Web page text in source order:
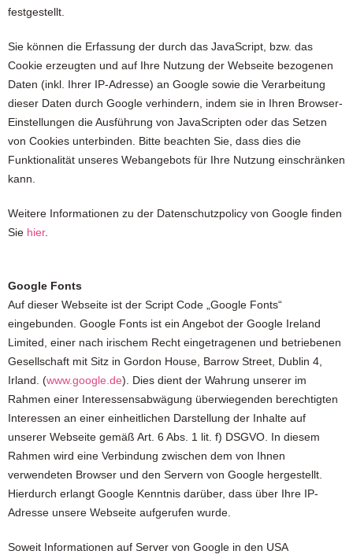
festgestellt.
Sie können die Erfassung der durch das JavaScript, bzw. das
Cookie erzeugten und auf Ihre Nutzung der Webseite bezogenen
Daten (inkl. Ihrer IP-Adresse) an Google sowie die Verarbeitung
dieser Daten durch Google verhindern, indem sie in Ihren Browser-
Einstellungen die Ausführung von JavaScripten oder das Setzen
von Cookies unterbinden. Bitte beachten Sie, dass dies die
Funktionalität unseres Webangebots für Ihre Nutzung einschränken
kann.
Weitere Informationen zu der Datenschutzpolicy von Google finden
Sie hier.
Google Fonts
Auf dieser Webseite ist der Script Code „Google Fonts“
eingebunden. Google Fonts ist ein Angebot der Google Ireland
Limited, einer nach irischem Recht eingetragenen und betriebenen
Gesellschaft mit Sitz in Gordon House, Barrow Street, Dublin 4,
Irland. (www.google.de). Dies dient der Wahrung unserer im
Rahmen einer Interessensabwägung überwiegenden berechtigten
Interessen an einer einheitlichen Darstellung der Inhalte auf
unserer Webseite gemäß Art. 6 Abs. 1 lit. f) DSGVO. In diesem
Rahmen wird eine Verbindung zwischen dem von Ihnen
verwendeten Browser und den Servern von Google hergestellt.
Hierdurch erlangt Google Kenntnis darüber, dass über Ihre IP-
Adresse unsere Webseite aufgerufen wurde.
Soweit Informationen auf Server von Google in den USA